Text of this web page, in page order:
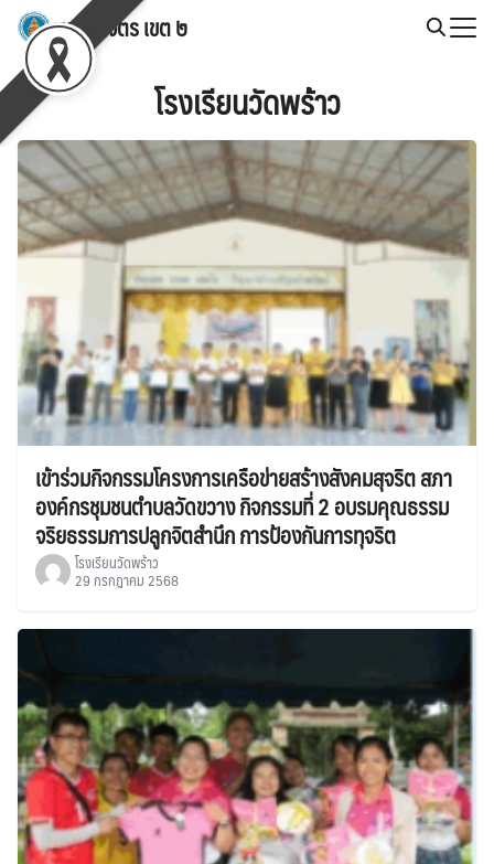
Skip
content
สพป.พิจิตร เขต ๒
Search
for: โรงเรียนวัดพร้าว
เข้าร่วมกิจกรรมโครงการเครือข่ายสร้างสังคมสุจริต สภา
องค์กรชุมชนตำบลวัดขวาง กิจกรรมที่ 2 อบรมคุณธรรม
จริยธรรมการปลูกจิตสำนึก การป้องกันการทุจริต
โรงเรียนวัดพร้าว
29 กรกฎาคม 2568